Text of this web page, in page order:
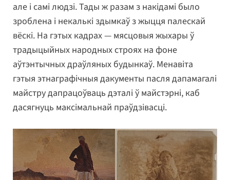
але і самі людзі. Тады ж разам з накідамі было
зроблена і некалькі здымкаў з жыцця палескай
вёскі. На гэтых кадрах — мясцовыя жыхары ў
традыцыйных народных строях на фоне
аўтэнтычных драўляных будынкаў. Менавіта
гэтыя этнаграфічныя дакументы пасля дапамагалі
майстру дапрацоўваць дэталі ў майстэрні, каб
дасягнуць максімальнай праўдзівасці.